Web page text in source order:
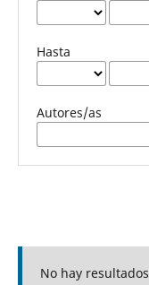
Hasta
Autores/as
No hay resultados